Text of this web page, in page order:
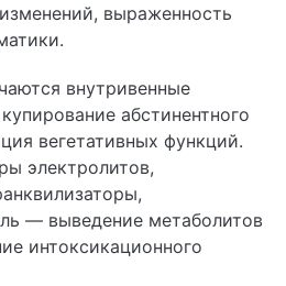
выраженность
внутривенные
абстинентного
вегетативных функций.
электролитов,
— выведение метаболитов
интоксикационного